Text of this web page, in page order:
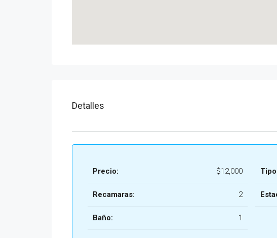
Detalles
Precio: $12,000
Recamaras: 2
Baño: 1